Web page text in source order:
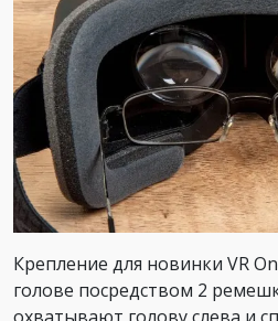
Крепление для новинки VR
голове посредством 2